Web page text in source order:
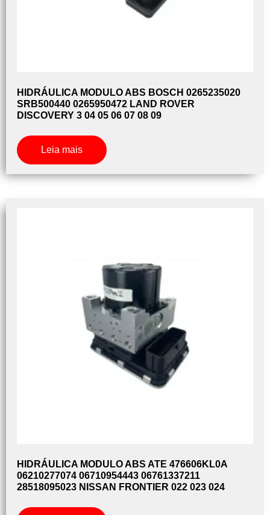
HIDRÁULICA MODULO ABS BOSCH 0265235020
SRB500440 0265950472 LAND ROVER
DISCOVERY 3 04 05 06 07 08 09
Leia mais
HIDRÁULICA MODULO ABS ATE 476606KL0A
06210277074 06710954443 06761337211
28518095023 NISSAN FRONTIER 022 023 024